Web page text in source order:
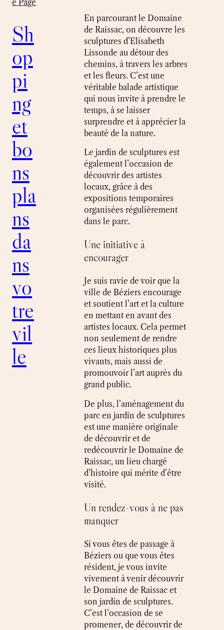
e Page
Sh
op
pi
ng
et
bo
ns
pla
ns
da
ns
vo
tre
vil
le
En parcourant le Domaine
de Raissac, on découvre les
sculptures d’Elisabeth
Lissonde au détour des
chemins, à travers les arbres
et les fleurs. C’est une
véritable balade artistique
qui nous invite à prendre le
temps, à se laisser
surprendre et à apprécier la
beauté de la nature.
Le jardin de sculptures est
également l’occasion de
découvrir des artistes
locaux, grâce à des
expositions temporaires
organisées régulièrement
dans le parc.
Une initiative à
encourager
Je suis ravie de voir que la
ville de Béziers encourage
et soutient l’art et la culture
en mettant en avant des
artistes locaux. Cela permet
non seulement de rendre
ces lieux historiques plus
vivants, mais aussi de
promouvoir l’art auprès du
grand public.
De plus, l’aménagement du
parc en jardin de sculptures
est une manière originale
de découvrir et de
redécouvrir le Domaine de
Raissac, un lieu chargé
d’histoire qui mérite d’être
visité.
Un rendez-vous à ne pas
manquer
Si vous êtes de passage à
Béziers ou que vous êtes
résident, je vous invite
vivement à venir découvrir
le Domaine de Raissac et
son jardin de sculptures.
C’est l’occasion de se
promener, de découvrir de